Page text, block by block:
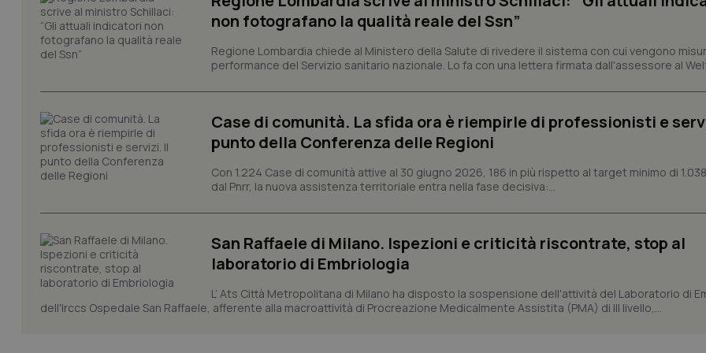
non fotografano la qualità reale del Ssn”
Regione Lombardia chiede al Ministero della Salute di rivedere il sistema con cui vengono
performance del Servizio sanitario nazionale. Lo fa con una lettera firmata dall'assessore al
Case di comunità. La sfida ora è riempirle di professionisti e
punto della Conferenza delle Regioni
Con 1.224 Case di comunità attive al 30 giugno 2026, 186 in più rispetto al target minimo di
dal Pnrr, la nuova assistenza territoriale entra nella fase decisiva:...
San Raffaele di Milano. Ispezioni e criticità riscontrate, stop al
laboratorio di Embriologia
L’ Ats Città Metropolitana di Milano ha disposto la sospensione dell'attività del Laboratorio di
dell'Irccs Ospedale San Raffaele, afferente alla macroattività di Procreazione Medicalmente Assistita (PMA) di III livello,...
Nome
Fornitore /Dominio Scadenza
Descrizione
VISITOR_PRIVACY_METADATA
YouTube
interazione con il sito. Registra i
del visitatore riguardo a varie
www.quotidianosanita.it
settimane
Script.com per ricordare le
sui cookie dei visitatori. È
tracking-sites-ironfish-
tracking-enable
www.quotidianosanita.it
4
settimane
Questo cookie è impostato
2 giorni
_ga
Google LLC
significativo del servizio di
utilizzato da Google. Questo
per distinguere utenti unici